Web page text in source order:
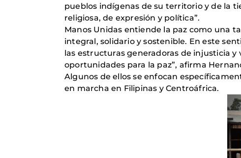
pueblos indígenas de su territorio y de la
religiosa, de expresión y política”.
Manos Unidas entiende la paz como una
integral, solidario y sostenible. En este
las estructuras generadoras de injusticia
oportunidades para la paz”, afirma
Algunos de ellos se enfocan
en marcha en Filipinas y Centroáfrica.